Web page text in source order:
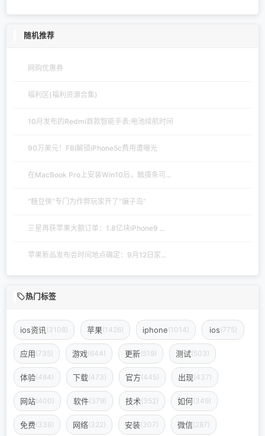
随机推荐
网购优惠券
福利区(福利资源合集)
10月发布的Redmi首款智能手表:电池续航时间
90万美元！FBI解锁iPhone5c费用遭曝光
在MacBook Pro上安装Win10后，触摸条可...
“糖豆侠”专门为作弊玩家开了“骗子岛”
三星再获苹果大额订单：1.8亿块iPhone9 ...
苹果新品发布会时间地点确定：9月12日家...
热门标签
ios资讯 (3108) 苹果(1426) iphone(1014) ios(775)
应用(735) 游戏(644) 更新(519) 测试(503)
体验(484) 下载(473) 官方(445) 出现(437)
网站(400) 软件(379) 技术(352) 如何(349)
免费(336) 网络(322) 安装(307) 微信(287)